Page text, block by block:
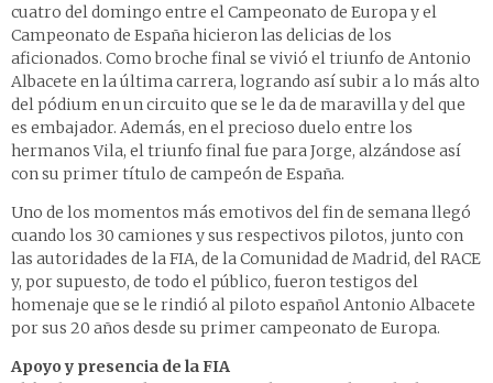
cuatro del domingo entre el Campeonato de Europa y el
Campeonato de España hicieron las delicias de los
aficionados. Como broche final se vivió el triunfo de Antonio
Albacete en la última carrera, logrando así subir a lo más alto
del pódium en un circuito que se le da de maravilla y del que
es embajador. Además, en el precioso duelo entre los
hermanos Vila, el triunfo final fue para Jorge, alzándose así
con su primer título de campeón de España.
Uno de los momentos más emotivos del fin de semana llegó
cuando los 30 camiones y sus respectivos pilotos, junto con
las autoridades de la FIA, de la Comunidad de Madrid, del RACE
y, por supuesto, de todo el público, fueron testigos del
homenaje que se le rindió al piloto español Antonio Albacete
por sus 20 años desde su primer campeonato de Europa.
Apoyo y presencia de la FIA